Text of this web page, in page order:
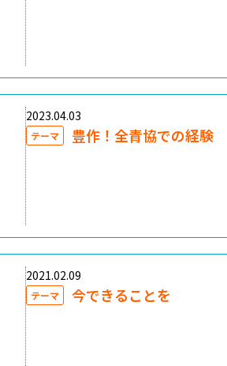
2023.04.03
テーマ 豊作！全青協での経験
2021.02.09
テーマ 今できることを